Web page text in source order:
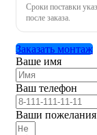
Сроки поставки
после заказа.
Заказать монтаж
Ваше имя
Ваш телефон
Ваши пожелания